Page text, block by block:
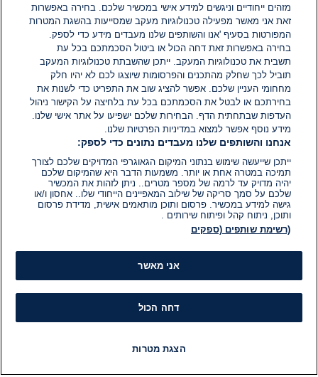
אין עדיין תגובות. היה הראשון להגיב
הוסף תגובה
מזהים ייחודיים וניגשים למידע אישי במכשיר שלכם. בחירה באפשרות
זאת אני מאשר מפעילה טכנולוגיות מעקב שמסייעות בהשגת המטרות
המפורטות בסעיף 'אנו והשותפים שלנו מעבדים מידע כדי לספק.
בחירה באפשרות זאת דחה הכול או ביטול הסכמתכם בכל עת
תשבית את טכנולוגיות המעקב. ייתכן שהשבתת טכנולוגיות המעקב
תוביל לכך שחלק מהתכנים והפרסומות שיוצגו לכם לא יהיו חלק
מחחומי העניין שלכם. אפשר להציג שוב את התפריט כדי לשנות את
בחירתכם או לבטל את הסכמתכם בכל עת בלחיצה על הקישור ניהול
העדפות שבתחתית הדף. הבחירות שלכם ישפיעו על אתר אישי שלנו.
מידע נוסף אפשר למצוא במדיניות הפרטיות שלנו.
אנחנו והשותפים שלנו מעבדים נתונים כדי לספק:
ייתכן שייעשה שימוש בנתוני המיקום הגאוגרפי המדויקים שלכם לצורך
תמיכה במטרה אחת או יותר. משמעות הדבר היא שהמיקום שלכם
יהיה מדויק עד לרמה של מספר מטרים.. ניתן לזהות את המכשיר
שלכם על סמך סריקה של שילוב המאפיינים הייחודי שלו.. אחסון ו/או
גישה למידע במכשיר. פרסום ותוכן מותאמים אישית, מדידת פרסום
ותוכן, ניתוח קהל ופיתוח שירותים .
(רשימת שותפים (ספקים
אני מאשר
דחה הכול
הצגת מטרות